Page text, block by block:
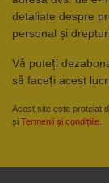
detaliate despre
personal și
Vă puteți
să faceți acest
Acest site este protejat
și Termenii și condițiile